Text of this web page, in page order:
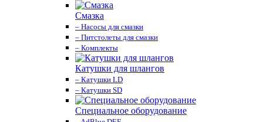
Смазка
– Насосы для смазки
– Питстолеты для смазки
– Комплекты
Катушки для шлангов
– Катушки LD
– Катушки SD
Специальное оборудование